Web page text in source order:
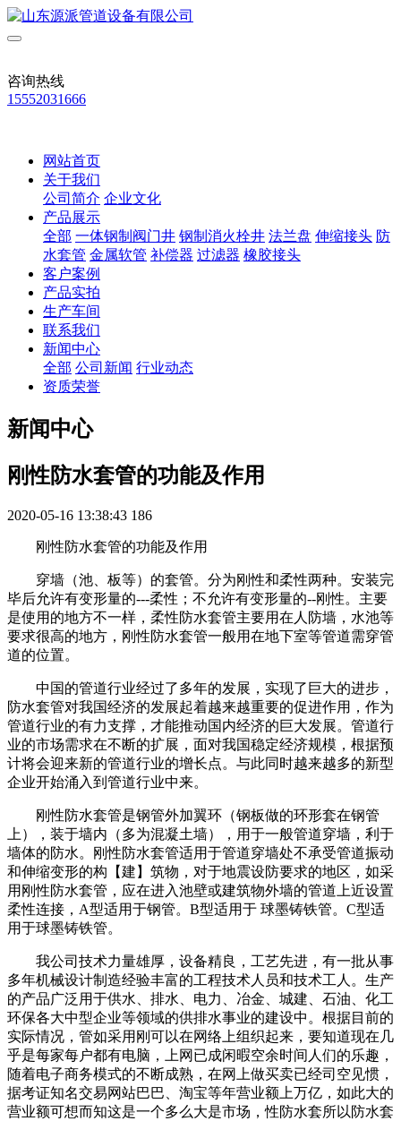
咨询热线
15552031666
网站首页
关于我们
公司简介 企业文化
产品展示
全部 一体钢制阀门井 钢制消火栓井 法兰盘 伸缩接头 防
水套管 金属软管 补偿器 过滤器 橡胶接头
客户案例
产品实拍
生产车间
联系我们
新闻中心
全部 公司新闻 行业动态
资质荣誉
新闻中心
刚性防水套管的功能及作用
2020-05-16 13:38:43 186
刚性防水套管的功能及作用
穿墙（池、板等）的套管。分为刚性和柔性两种。安装完
毕后允许有变形量的---柔性；不允许有变形量的--刚性。主要
是使用的地方不一样，柔性防水套管主要用在人防墙，水池等
要求很高的地方，刚性防水套管一般用在地下室等管道需穿管
道的位置。
中国的管道行业经过了多年的发展，实现了巨大的进步，
防水套管对我国经济的发展起着越来越重要的促进作用，作为
管道行业的有力支撑，才能推动国内经济的巨大发展。管道行
业的市场需求在不断的扩展，面对我国稳定经济规模，根据预
计将会迎来新的管道行业的增长点。与此同时越来越多的新型
企业开始涌入到管道行业中来。
刚性防水套管是钢管外加翼环（钢板做的环形套在钢管
上），装于墙内（多为混凝土墙），用于一般管道穿墙，利于
墙体的防水。刚性防水套管适用于管道穿墙处不承受管道振动
和伸缩变形的构【建】筑物，对于地震设防要求的地区，如采
用刚性防水套管，应在进入池壁或建筑物外墙的管道上近设置
柔性连接，A型适用于钢管。B型适用于 球墨铸铁管。C型适
用于球墨铸铁管。
我公司技术力量雄厚，设备精良，工艺先进，有一批从事
多年机械设计制造经验丰富的工程技术人员和技术工人。生产
的产品广泛用于供水、排水、电力、冶金、城建、石油、化工
环保各大中型企业等领域的供排水事业的建设中。根据目前的
实际情况，管如采用刚可以在网络上组织起来，要知道现在几
乎是每家每户都有电脑，上网已成闲暇空余时间人们的乐趣，
随着电子商务模式的不断成熟，在网上做买卖已经司空见惯，
据考证知名交易网站巴巴、淘宝等年营业额上万亿，如此大的
营业额可想而知这是一个多么大是市场，性防水套所以防水套